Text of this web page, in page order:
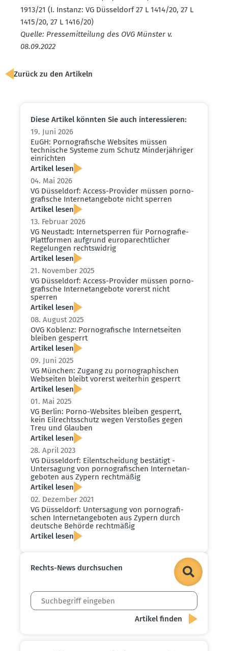
1913/21 (I. Instanz: VG Düsseldorf 27 L 1414/20, 27 L
1415/20, 27 L 1416/20)
Quelle: Presse­mit­teilung des OVG Münster v.
08.09.2022
Zurück zu den Artikeln
Diese Artikel könnten Sie auch inter­es­sieren:
19. Juni 2026
EuGH: Porno­gra­fische Websites müssen
technische Systeme zum Schutz Minder­jäh­riger
einrichten
Artikel lesen
04. Mai 2026
VG Düsseldorf: Access-Provider müssen porno­
gra­fische Inter­net­an­gebote nicht sperren
Artikel lesen
13. Februar 2026
VG Neustadt: Inter­net­sperren für Porno­grafie-
Platt­formen aufgrund europa­recht­licher
Regelungen rechts­widrig
Artikel lesen
21. November 2025
VG Düsseldorf: Access-Provider müssen porno­
gra­fische Inter­net­an­gebote vorerst nicht
sperren
Artikel lesen
08. August 2025
OVG Koblenz: Porno­gra­fische Inter­net­seiten
bleiben gesperrt
Artikel lesen
09. Juni 2025
VG München: Zugang zu porno­gra­phi­schen
Webseiten bleibt vorerst weiterhin gesperrt
Artikel lesen
01. Mai 2025
VG Berlin: Porno-Websites bleiben gesperrt,
kein Eilrechts­schutz wegen Verstoßes gegen
Treu und Glauben
Artikel lesen
28. April 2023
VG Düsseldorf: Eilent­scheidung bestätigt -
Unter­sagung von porno­gra­fi­schen Inter­net­an­
ge­boten aus Zypern recht­mäßig
Artikel lesen
02. Dezember 2021
VG Düsseldorf: Unter­sagung von porno­gra­fi­
schen Inter­net­an­ge­boten aus Zypern durch
deutsche Behörde recht­mäßig
Artikel lesen
Rechts-News durch­suchen